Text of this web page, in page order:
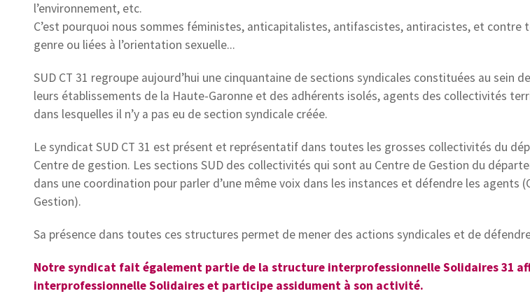
l’environnement, etc.
C’est pourquoi nous sommes féministes, anticapitalistes, antifascistes, antiracistes, et contre
genre ou liées à l’orientation sexuelle...
SUD CT 31 regroupe aujourd’hui une cinquantaine de sections syndicales constituées au sein
leurs établissements de la Haute-Garonne et des adhérents isolés, agents des collectivités
dans lesquelles il n’y a pas eu de section syndicale créée.
Le syndicat SUD CT 31 est présent et représentatif dans toutes les grosses collectivités du
Centre de gestion. Les sections SUD des collectivités qui sont au Centre de Gestion du
dans une coordination pour parler d’une même voix dans les instances et défendre les agents
Gestion).
Sa présence dans toutes ces structures permet de mener des actions syndicales et de
Notre syndicat fait également partie de la structure interprofessionnelle Solidaires 31
interprofessionnelle Solidaires et participe assidument à son activité.